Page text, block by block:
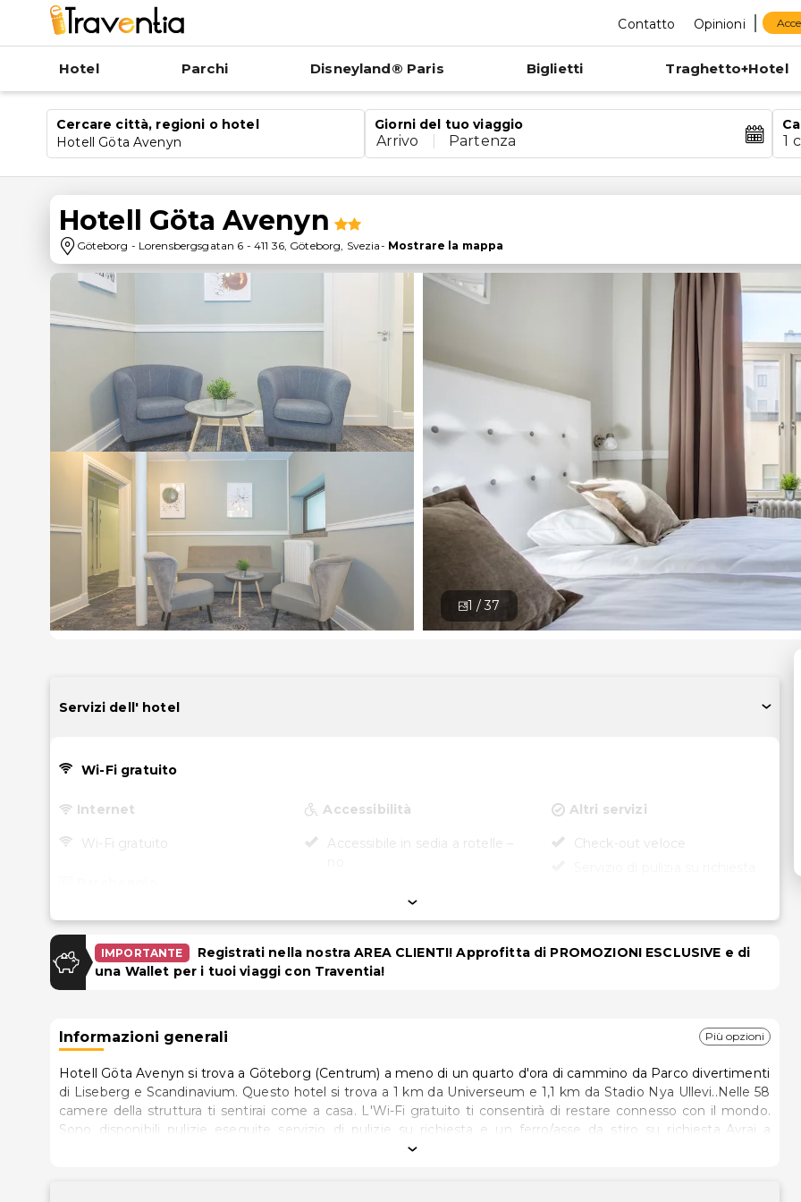
Contatto Opinioni
Hotel Parchi Disneyland® Paris Biglietti Traghetto+Hotel
Cercare città, regioni o hotel
Hotell Göta Avenyn
Giorni del tuo viaggio
Arrivo Partenza 1
Hotell Göta Avenyn
Göteborg - Lorensbergsgatan 6 - 411 36, Göteborg, Svezia- Mostrare la mappa
1 /37
Servizi dell' hotel
Wi-Fi gratuito
Internet
Wi-Fi gratuito
Parcheggio (a pagamento)
Garage
Accessibilità
Accessibile in sedia a rotelle –
Altri servizi
Check-out veloce
IMPORTANTE
Registrati nella nostra AREA CLIENTI! Approfitta di PROMOZIONI ESCLUSIVE e di
una Wallet per i tuoi viaggi con Traventia!
Informazioni generali Più opzioni
Hotell Göta Avenyn si trova a Göteborg (Centrum) a meno di un quarto d'ora di cammino da Parco divertimenti
di Liseberg e Scandinavium. Questo hotel si trova a 1 km da Universeum e 1,1 km da Stadio Nya Ullevi..Nelle 58
camere della struttura ti sentirai come a casa. L'Wi-Fi gratuito ti consentirà di restare connesso con il mondo.
Sono disponibili pulizie eseguite servizio di pulizie su richiesta e un ferro/asse da stiro su richiesta..Avrai a
disposizione una terrazza da dove ammirare il paesaggio, nonché Wi-Fi gratuito..Concludi la giornata in bellezza